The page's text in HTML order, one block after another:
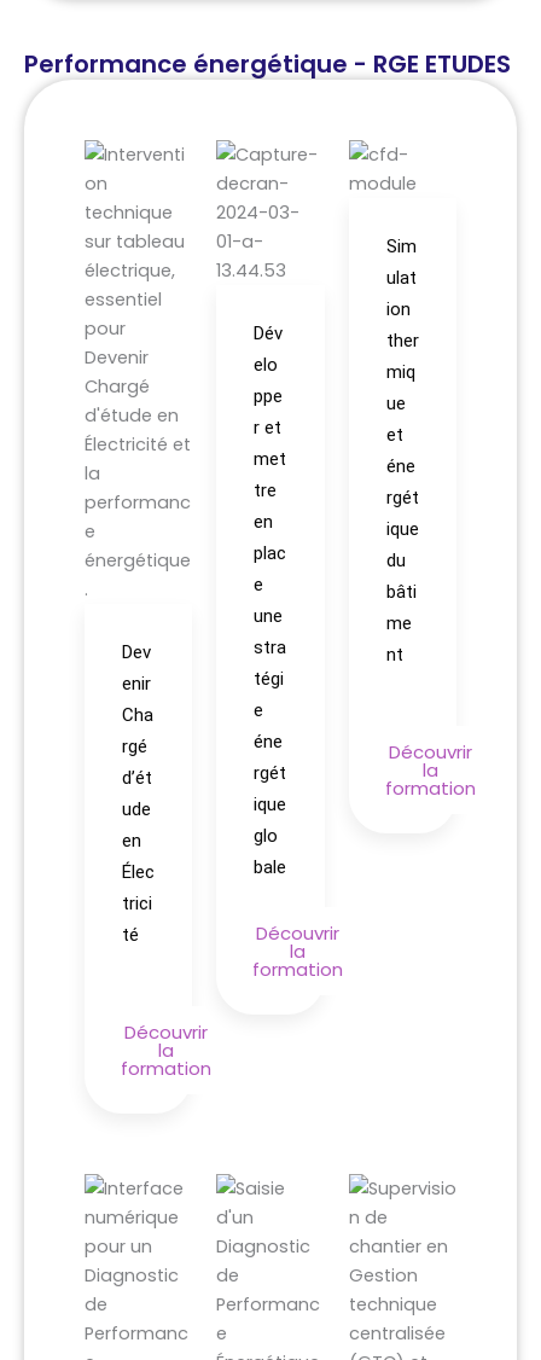
Performance énergétique - RGE ETUDES
Dev
enir
Cha
rgé
d’ét
ude
en
Élec
trici
té
Découvrir
la
formation
Dév
elo
ppe
r et
met
tre
en
plac
e
une
stra
tégi
e
éne
rgét
ique
glo
bale
Découvrir
la
formation
Sim
ulat
ion
ther
miq
ue
et
éne
rgét
ique
du
bâti
me
nt
Découvrir
la
formation